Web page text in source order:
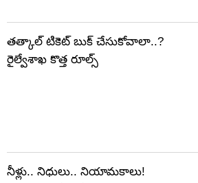
తత్కాల్ టికెట్ బుక్ చేసుకోవాలా..?
రైల్వేశాఖ కొత్త రూల్స్
నీళ్లు.. నిధులు.. నియామకాలు!